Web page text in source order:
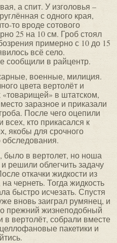
а спит. У изголовья –
с одного края,
то вроде сотового
25 на 10 см. Гроб стоял
примерно с 10 до 15
всё село.
сообщили в райцентр.
военные, милиция.
цвета вертолёт и
в штатском,
заразное и приказали
После чего оцепили
кто прикасался к
якобы для срочного
было в вертолет, но ноша
решили облегчить задачу
откачки жидкости из
чернеть. Тогда жидкость
быстро исчезать. Спустя
вновь заиграл румянец, и
прежний жизнеподобный
в вертолёт, собрали вместе
пакетики и